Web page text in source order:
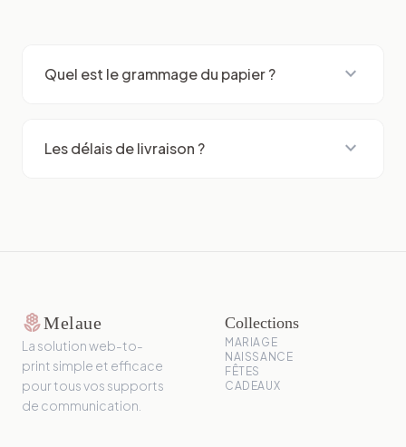
Quel est le grammage du papier ? expand_more
Les délais de livraison ? expand_more
local_floristMelaue
La solution web-to-
print simple et efficace
pour tous vos supports
de communication.
Collections
MARIAGE
NAISSANCE
FÊTES
CADEAUX